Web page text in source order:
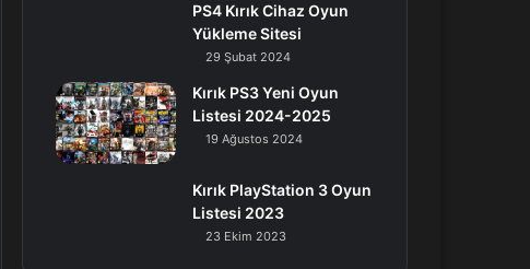
PS4 Kırık Cihaz Oyun
Yükleme Sitesi
29 Şubat 2024
Kırık PS3 Yeni Oyun
Listesi 2024-2025
19 Ağustos 2024
Kırık PlayStation 3 Oyun
Listesi 2023
23 Ekim 2023